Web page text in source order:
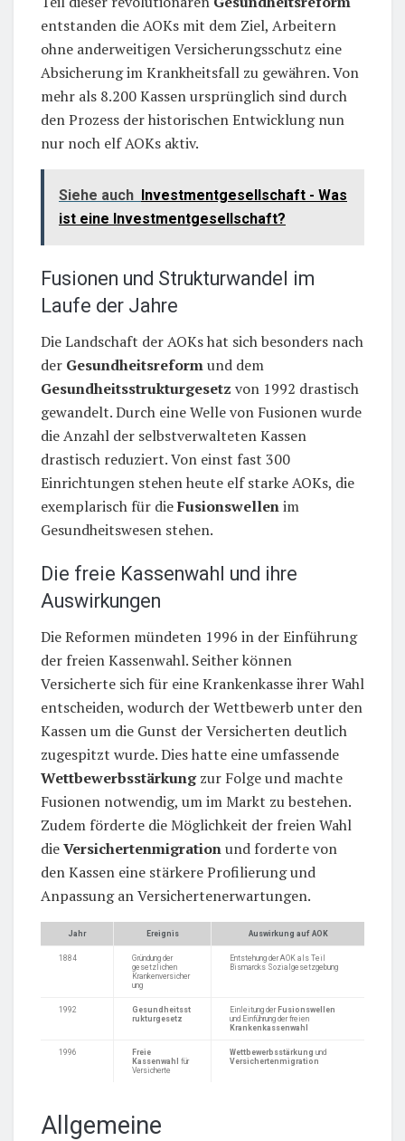
entstanden die AOKs mit dem Ziel, Arbeitern
ohne anderweitigen Versicherungsschutz eine
Absicherung im Krankheitsfall zu gewähren. Von
mehr als 8.200 Kassen ursprünglich sind durch
den Prozess der historischen Entwicklung nun
nur noch elf AOKs aktiv.
Siehe auch Investmentgesellschaft - Was
ist eine Investmentgesellschaft?
Fusionen und Strukturwandel im
Laufe der Jahre
Die Landschaft der AOKs hat sich besonders nach
der Gesundheitsreformund dem
Gesundheitsstrukturgesetz von 1992 drastisch
gewandelt. Durch eine Welle von Fusionen wurde
die Anzahl der selbstverwalteten Kassen
drastisch reduziert. Von einst fast 300
Einrichtungen stehen heute elf starke AOKs, die
exemplarisch für dieFusionswellenim
Gesundheitswesen stehen.
Die freie Kassenwahl und ihre
Auswirkungen
Die Reformen mündeten 1996 in der Einführung
der freien Kassenwahl. Seither können
Versicherte sich für eine Krankenkasse ihrer Wahl
entscheiden, wodurch der Wettbewerb unter den
Kassen um die Gunst der Versicherten deutlich
zugespitzt wurde. Dies hatte eine umfassende
Wettbewerbsstärkungzur Folge und machte
Fusionen notwendig, um im Markt zu bestehen.
Zudem förderte die Möglichkeit der freien Wahl
dieVersichertenmigrationund forderte von
den Kassen eine stärkere Profilierung und
Anpassung an Versichertenerwartungen.
Jahr Ereignis Auswirkung auf AOK
1884
Gründung der
gesetzlichen
Krankenversicher
ung
Entstehung der AOK als Teil
Bismarcks Sozialgesetzgebung
1992
Gesundheitsst
rukturgesetz
Einleitung der Fusionswellen
und Einführung der freien
Krankenkassenwahl
1996
Freie
Kassenwahl für
Versicherte
Wettbewerbsstärkung und
Versichertenmigration
Allgemeine